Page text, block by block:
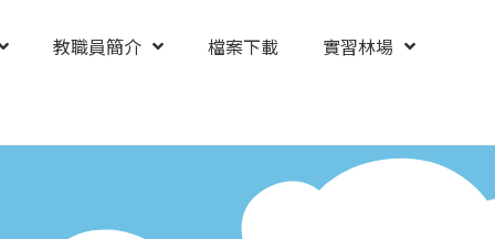
教職員簡介 檔案下載 實習林場